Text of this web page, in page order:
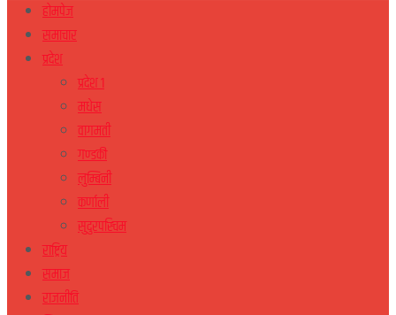
होमपेज
समाचार
प्रदेश
प्रदेश १
मधेस
वागमती
गण्डकी
लुम्बिनी
कर्णाली
सुदुरपस्चिम
राष्ट्रिय
समाज
राजनीति